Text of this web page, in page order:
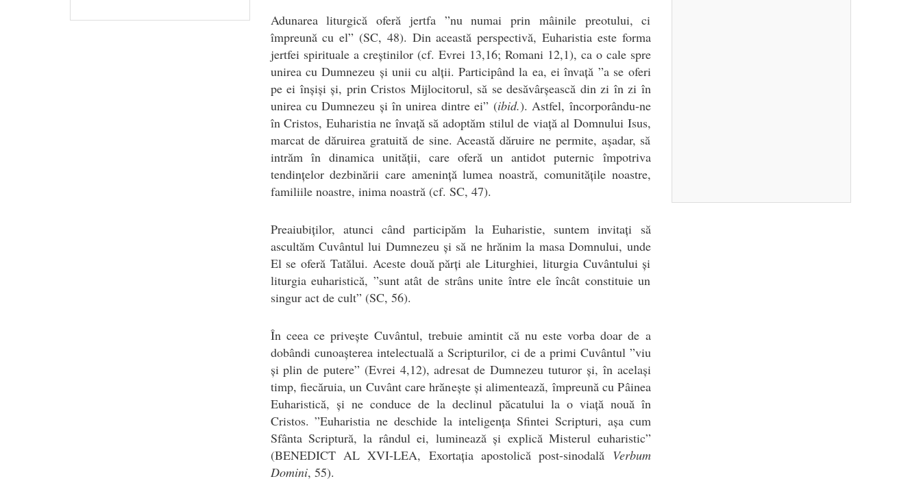
Adunarea liturgică oferă jertfa ”nu numai prin mâinile preotului, ci
împreună cu el” (SC, 48). Din această perspectivă, Euharistia este forma
jertfei spirituale a creștinilor (cf. Evrei 13,16; Romani 12,1), ca o cale spre
unirea cu Dumnezeu și unii cu alții. Participând la ea, ei învață ”a se oferi
pe ei înșiși și, prin Cristos Mijlocitorul, să se desăvârșească din zi în zi în
unirea cu Dumnezeu și în unirea dintre ei” (ibid.). Astfel, încorporându-ne
în Cristos, Euharistia ne învață să adoptăm stilul de viață al Domnului Isus,
marcat de dăruirea gratuită de sine. Această dăruire ne permite, așadar, să
intrăm în dinamica unității, care oferă un antidot puternic împotriva
tendințelor dezbinării care amenință lumea noastră, comunitățile noastre,
familiile noastre, inima noastră (cf. SC, 47).
Preaiubiților, atunci când participăm la Euharistie, suntem invitați să
ascultăm Cuvântul lui Dumnezeu și să ne hrănim la masa Domnului, unde
El se oferă Tatălui. Aceste două părți ale Liturghiei, liturgia Cuvântului și
liturgia euharistică, ”sunt atât de strâns unite între ele încât constituie un
singur act de cult” (SC, 56).
În ceea ce privește Cuvântul, trebuie amintit că nu este vorba doar de a
dobândi cunoașterea intelectuală a Scripturilor, ci de a primi Cuvântul ”viu
și plin de putere” (Evrei 4,12), adresat de Dumnezeu tuturor și, în același
timp, fiecăruia, un Cuvânt care hrănește și alimentează, împreună cu Pâinea
Euharistică, și ne conduce de la declinul păcatului la o viață nouă în
Cristos. ”Euharistia ne deschide la inteligența Sfintei Scripturi, așa cum
Sfânta Scriptură, la rândul ei, luminează și explică Misterul euharistic”
(BENEDICT AL XVI-LEA, Exortația apostolică post-sinodală Verbum
Domini, 55).